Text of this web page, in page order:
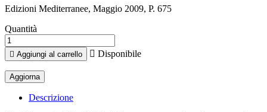
Edizioni Mediterranee, Maggio 2009, P. 675
Quantità
 Aggiungi al carrello  Disponibile
Descrizione